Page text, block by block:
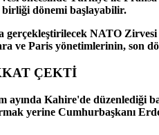
birliği dönemi başlayabilir.
NATO
ve Paris yönetimlerinin, son
ÇEKTİ
ayında Kahire'de düzenlediği
yerine Cumhurbaşkanı